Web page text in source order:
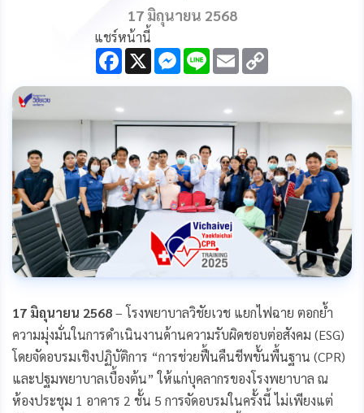
17 มิถุนายน 2568
แชร์หน้านี้
F
b
o
o
k
X M
e
n
g
r
L E
m
i
17 มิถุนายน 2568– โรงพยาบาลวิชัยเวช แยกไฟฉาย ตอกย้ำ
ความมุ่งมั่นในการดำเนินงานด้านความรับผิดชอบต่อสังคม (ESG)
โดยจัดอบรมเชิงปฏิบัติการ “การช่วยฟื้นคืนชีพขั้นพื้นฐาน (CPR)
และปฐมพยาบาลเบื้องต้น” ให้แก่บุคลากรของโรงพยาบาล ณ
ห้องประชุม 1 อาคาร 2 ชั้น 5 การจัดอบรมในครั้งนี้ ไม่เพียงแต่